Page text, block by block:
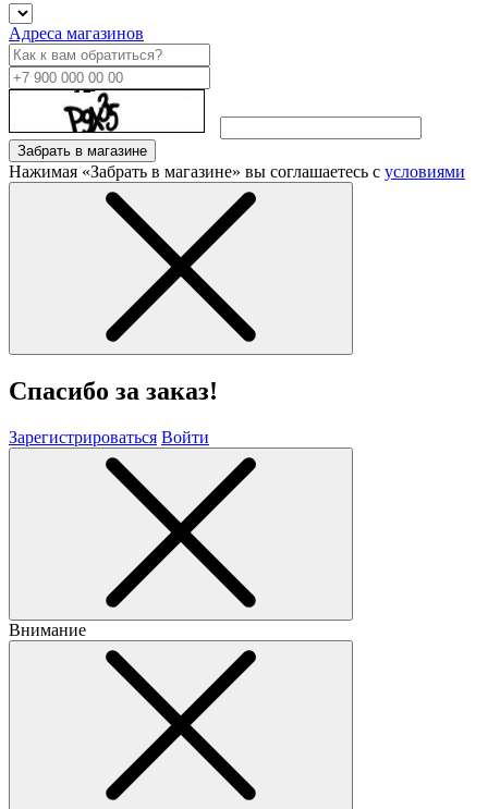
Адреса магазинов
Забрать в магазине
Нажимая «Забрать в магазине» вы соглашаетесь с условиями
Спасибо за заказ!
Зарегистрироваться Войти
Внимание